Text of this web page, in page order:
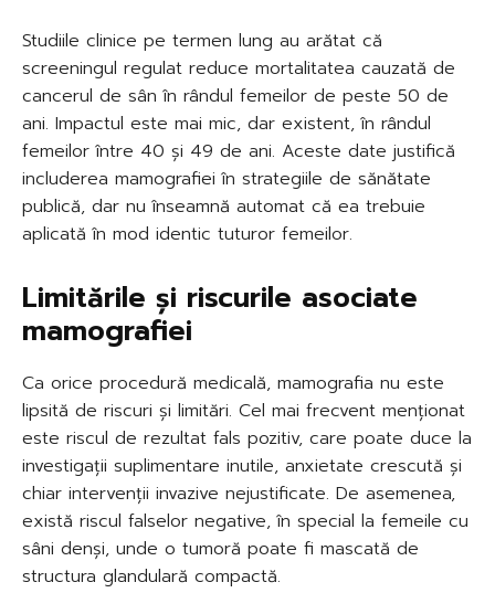
Studiile clinice pe termen lung au arătat că
screeningul regulat reduce mortalitatea cauzată de
cancerul de sân în rândul femeilor de peste 50 de
ani. Impactul este mai mic, dar existent, în rândul
femeilor între 40 și 49 de ani. Aceste date justifică
includerea mamografiei în strategiile de sănătate
publică, dar nu înseamnă automat că ea trebuie
aplicată în mod identic tuturor femeilor.
Limitările și riscurile asociate
mamografiei
Ca orice procedură medicală, mamografia nu este
lipsită de riscuri și limitări. Cel mai frecvent menționat
este riscul de rezultat fals pozitiv, care poate duce la
investigații suplimentare inutile, anxietate crescută și
chiar intervenții invazive nejustificate. De asemenea,
există riscul falselor negative, în special la femeile cu
sâni denși, unde o tumoră poate fi mascată de
structura glandulară compactă.